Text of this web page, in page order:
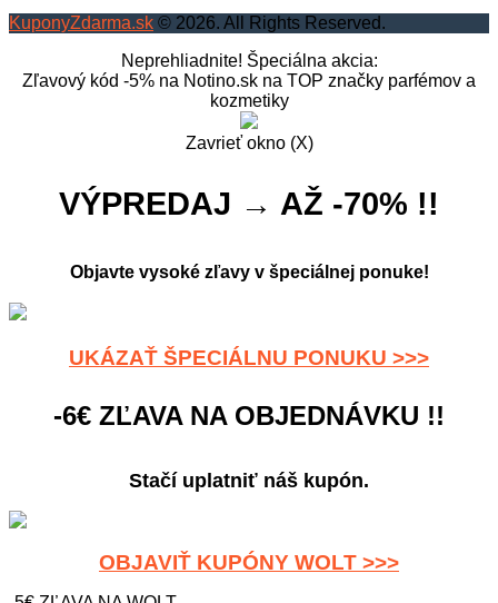
KuponyZdarma.sk © 2026. All Rights Reserved.
Neprehliadnite! Špeciálna akcia:
Zľavový kód -5% na Notino.sk na TOP značky parfémov a
kozmetiky
Zavrieť okno (X)
VÝPREDAJ → AŽ -70% !!
Objavte vysoké zľavy v špeciálnej ponuke!
UKÁZAŤ ŠPECIÁLNU PONUKU >>>
-6€ ZĽAVA NA OBJEDNÁVKU !!
Stačí uplatniť náš kupón.
OBJAVIŤ KUPÓNY WOLT >>>